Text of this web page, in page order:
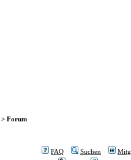
> Forum
FAQ Suchen